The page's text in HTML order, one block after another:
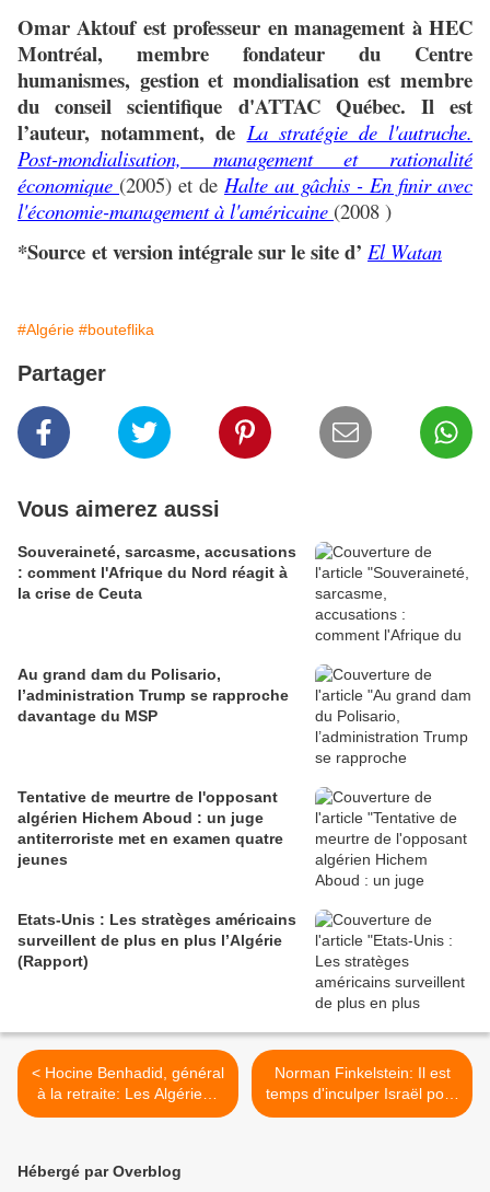
Omar Aktouf est professeur en management à HEC
Montréal, membre fondateur du Centre
humanismes, gestion et mondialisation est membre
du conseil scientifique d'ATTAC Québec. Il est
l’auteur, notamment, de La stratégie de l'autruche.
Post-mondialisation, management et rationalité
économique (2005) et de Halte au gâchis - En finir avec
l'économie-management à l'américaine (2008 )
*Source et version intégrale sur le site d’ El Watan
#Algérie #bouteflika
Partager
Vous aimerez aussi
Souveraineté, sarcasme, accusations
: comment l'Afrique du Nord réagit à
la crise de Ceuta
Au grand dam du Polisario,
l’administration Trump se rapproche
davantage du MSP
Tentative de meurtre de l'opposant
algérien Hichem Aboud : un juge
antiterroriste met en examen quatre
jeunes
Etats-Unis : Les stratèges américains
surveillent de plus en plus l’Algérie
(Rapport)
< Hocine Benhadid, général
à la retraite: Les Algériens
ne doivent pas croire aux
Norman Finkelstein: Il est
temps d'inculper Israël pour
ses crimes de guerre à
Hébergé par Overblog